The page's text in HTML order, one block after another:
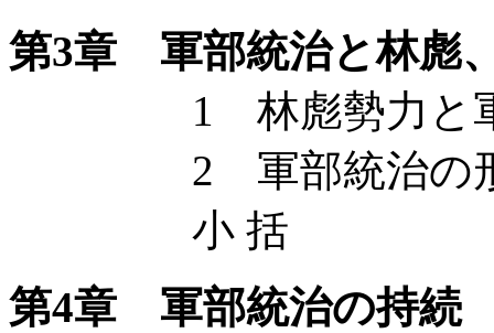
第3章 軍部統治と林彪
1 林彪勢力と軍
2 軍部統治の形
小 括
第4章 軍部統治の持続